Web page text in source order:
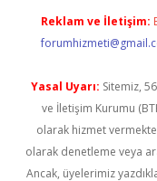
Reklam ve İletişim:
Yasal Uyarı: Sitemiz,
ve İletişim Kurumu
olarak hizmet
olarak denetleme veya
Ancak, üyelerimiz